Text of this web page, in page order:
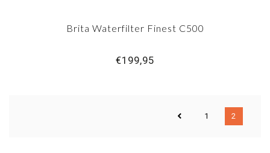
Brita Waterfilter Finest C500
€199,95
1 2